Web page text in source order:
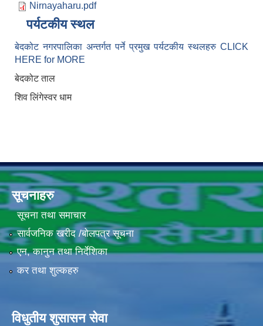
Nirnayaharu.pdf
पर्यटकीय स्थल
बेदकोट नगरपालिका अन्तर्गत पर्ने प्रमुख पर्यटकीय स्थलहरु CLICK
HERE for MORE
बेदकोट ताल
शिव लिंगेस्वर धाम
सूचनाहरु
सूचना तथा समाचार
सार्वजनिक खरीद /बोलपत्र सूचना
एन, कानुन तथा निर्देशिका
कर तथा शुल्कहरु
विधुतीय शुसासन सेवा